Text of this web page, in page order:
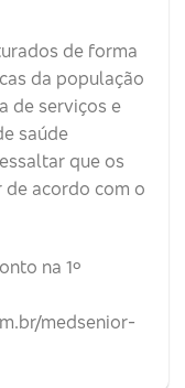
de forma
da população
de serviços e
saúde
que os
de acordo com o
na 1º
medsenior-